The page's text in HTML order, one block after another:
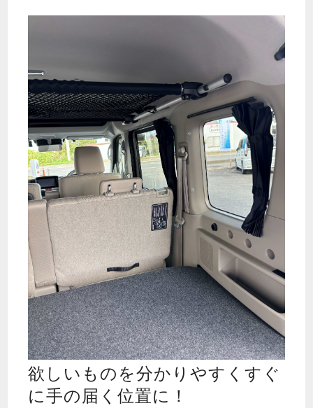
欲しいものを分かりやすくすぐ
に手の届く位置に！